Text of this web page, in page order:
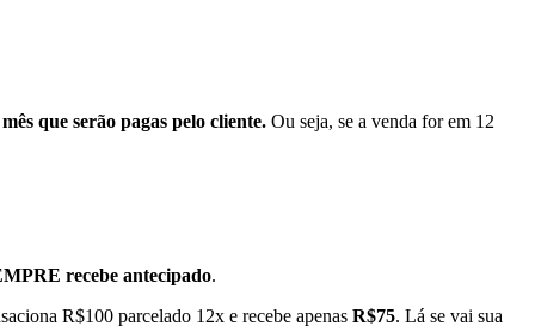
que serão pagas pelo cliente. Ou seja, se a venda for em 12
recebe antecipado.
R$100 parcelado 12x e recebe apenas R$75. Lá se vai sua